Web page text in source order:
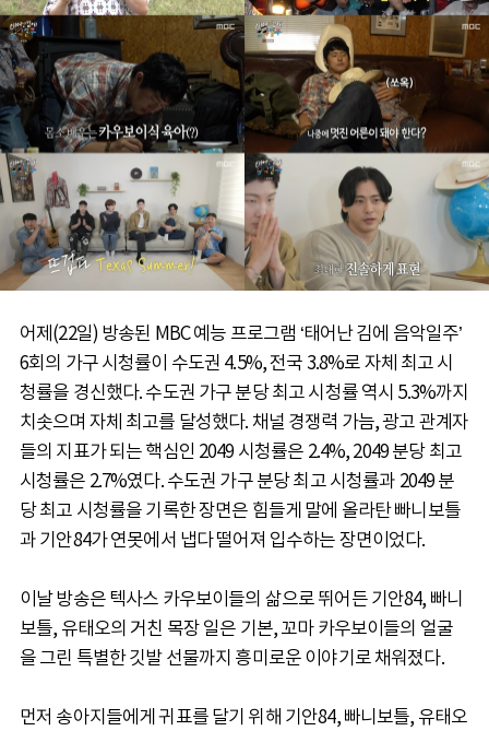
어제(22일) 방송된 MBC 예능 프로그램 ‘태어난 김에 음악일주’
6회의 가구 시청률이 수도권 4.5%, 전국 3.8%로 자체 최고 시
청률을 경신했다. 수도권 가구 분당 최고 시청률 역시 5.3%까지
치솟으며 자체 최고를 달성했다. 채널 경쟁력 가늠, 광고 관계자
들의 지표가 되는 핵심인 2049 시청률은 2.4%, 2049 분당 최고
시청률은 2.7%였다. 수도권 가구 분당 최고 시청률과 2049 분
당 최고 시청률을 기록한 장면은 힘들게 말에 올라탄 빠니보틀
과 기안84가 연못에서 냅다 떨어져 입수하는 장면이었다.
이날 방송은 텍사스 카우보이들의 삶으로 뛰어든 기안84, 빠니
보틀, 유태오의 거친 목장 일은 기본, 꼬마 카우보이들의 얼굴
을 그린 특별한 깃발 선물까지 흥미로운 이야기로 채워졌다.
먼저 송아지들에게 귀표를 달기 위해 기안84, 빠니보틀, 유태오